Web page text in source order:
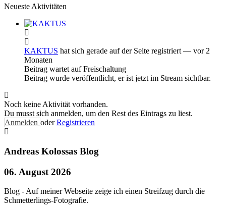
Neueste Aktivitäten
KAKTUS hat sich gerade auf der Seite registriert — vor 2
Monaten
Beitrag wartet auf Freischaltung
Beitrag wurde veröffentlicht, er ist jetzt im Stream sichtbar.
Noch keine Aktivität vorhanden.
Du musst sich anmelden, um den Rest des Eintrags zu liest.
Anmelden oderRegistrieren
Andreas Kolossas Blog
06. August 2026
Blog - Auf meiner Webseite zeige ich einen Streifzug durch die
Schmetterlings-Fotografie.